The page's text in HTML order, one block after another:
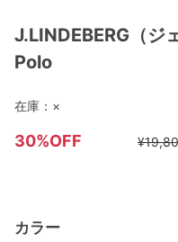
J.LINDEBERG（ジ
Polo
30%OFF
カラー
在庫： ×